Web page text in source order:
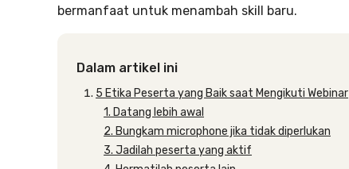
bermanfaat untuk menambah skill baru.
Dalam artikel ini
5 Etika Peserta yang Baik saat Mengikuti Webinar
1. Datang lebih awal
2. Bungkam microphone jika tidak diperlukan
3. Jadilah peserta yang aktif